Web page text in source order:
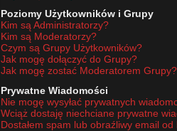
Poziomy Użytkowników i Grupy
Kim są Administratorzy?
Kim są Moderatorzy?
Czym są Grupy Użytkowników?
Jak mogę dołączyć do Grupy?
Jak mogę zostać Moderatorem Grupy?
Prywatne Wiadomości
Nie mogę wysyłać prywatnych
Wciąż dostaję niechciane prywatne
Dostałem spam lub obraźliwy email